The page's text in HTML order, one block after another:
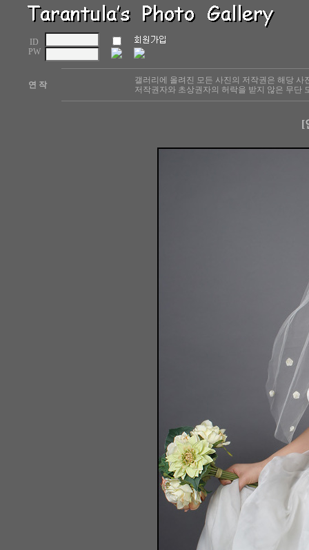
ID
PW
연 작
갤러리에 올려진 모든 사진의 저작권은 해당
저작권자와 초상권자의 허락을 받지 않은 무단
[